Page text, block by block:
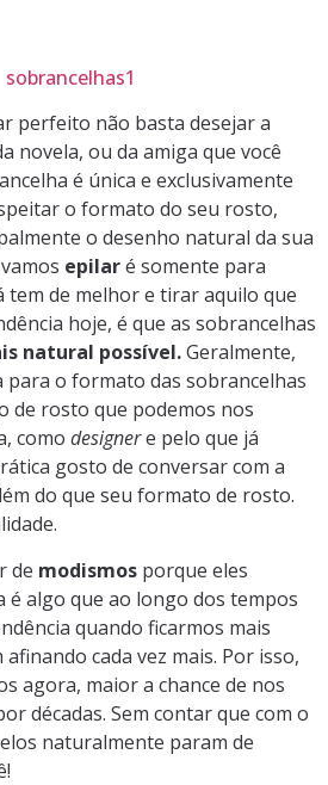
perfeito não basta desejar a
novela, ou da amiga que você
é única e exclusivamente
o formato do seu rosto,
o desenho natural da sua
epilaré somente para
tem de melhor e tirar aquilo que
hoje, é que as sobrancelhas
natural possível.Geralmente,
o formato das sobrancelhas
de rosto que podemos nos
como designere pelo que já
gosto de conversar com a
do que seu formato de rosto.
de modismos porque eles
é algo que ao longo dos tempos
quando ficarmos mais
cada vez mais. Por isso,
agora, maior a chance de nos
décadas. Sem contar que com o
naturalmente param de